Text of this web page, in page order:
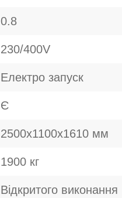
0.8
230/400V
Електро запуск
Є
2500х1100х1610 мм
1900 кг
Відкритого виконання